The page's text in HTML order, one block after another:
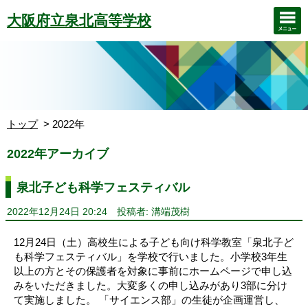
大阪府立泉北高等学校
トップ 2022年
2022年アーカイブ
泉北子ども科学フェスティバル
2022年12月24日 20:24 投稿者: 溝端茂樹
12月24日（土）高校生による子ども向け科学教室「泉北子ど
も科学フェスティバル」を学校で行いました。小学校3年生
以上の方とその保護者を対象に事前にホームページで申し込
みをいただきました。大変多くの申し込みがあり3部に分け
て実施しました。 「サイエンス部」の生徒が企画運営し、